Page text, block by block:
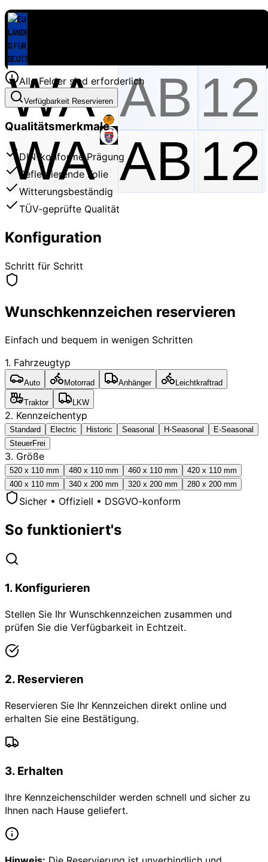
WA AB 12
Alle Felder sind erforderlich
Verfügbarkeit Reservieren
Qualitätsmerkmale
DIN-konforme Prägung
Reflektierende Folie
Witterungsbeständig
TÜV-geprüfte Qualität
Konfiguration
Schritt für Schritt
Wunschkennzeichen reservieren
Einfach und bequem in wenigen Schritten
1. Fahrzeugtyp
Auto Motorrad Anhänger Leichtkraftrad
Traktor LKW
2. Kennzeichentyp
Standard Electric Historic Seasonal H-Seasonal
E-Seasonal
SteuerFrei
3. Größe
520 x 110 mm 480 x 110 mm 460 x 110 mm
420 x 110 mm
400 x 110 mm
340 x 200 mm 320 x 200 mm 280 x 200 mm
Sicher • Offiziell • DSGVO-konform
So funktioniert's
1. Konfigurieren
Stellen Sie Ihr Wunschkennzeichen zusammen und
prüfen Sie die Verfügbarkeit in Echtzeit.
2. Reservieren
Reservieren Sie Ihr Kennzeichen direkt online und
erhalten Sie eine Bestätigung.
3. Erhalten
Ihre Kennzeichenschilder werden schnell und sicher zu
Ihnen nach Hause geliefert.